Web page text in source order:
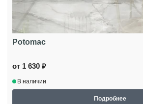
Potomac
от 1 630 ₽
В наличии
Подробнее